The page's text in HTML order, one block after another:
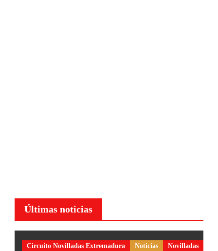
Últimas noticias
Circuito Novilladas Extremadura Noticias Novilladas